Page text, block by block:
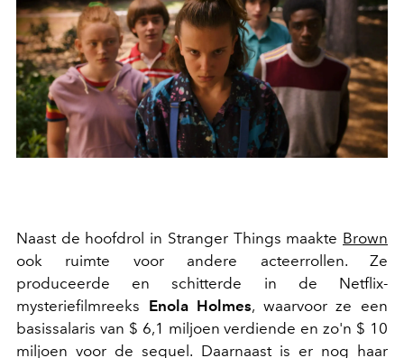
Naast de hoofdrol in Stranger Things maakte Brown
ook ruimte voor andere acteerrollen. Ze
produceerde en schitterde in de Netflix-
mysteriefilmreeks Enola Holmes, waarvoor ze een
basissalaris van $ 6,1 miljoen verdiende en zo'n $ 10
miljoen voor de sequel. Daarnaast is er nog haar